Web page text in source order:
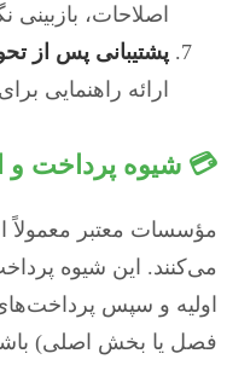
اصلاحات، بازبینی
پشتیبانی پس از
ارائه راهنمایی
💳 شیوه پرداخت و
مؤسسات معتبر معمولاً
می‌کنند. این شیوه
اولیه و سپس
فصل یا بخش اصلی)